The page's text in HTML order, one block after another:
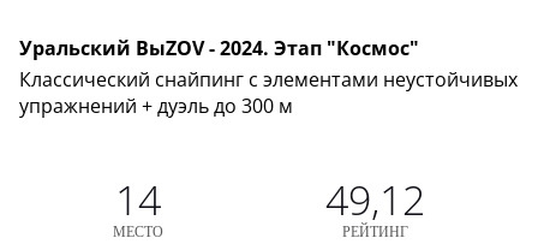
Уральский ВыZOV - 2024. Этап "Космос"
Классический снайпинг с элементами неустойчивых
упражнений + дуэль до 300 м
14
МЕСТО
49,12
РЕЙТИНГ